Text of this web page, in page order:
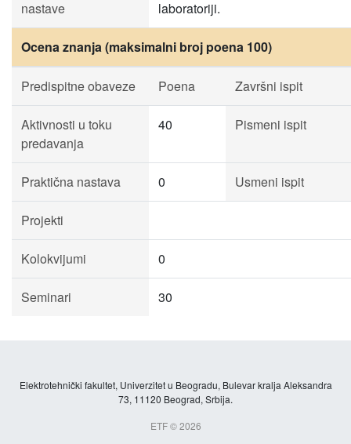
nastave laboratoriji.
Ocena znanja (maksimalni broj poena 100)
Predispitne obaveze Poena Završni ispit
Aktivnosti u toku
predavanja
40 Pismeni ispit
Praktična nastava 0 Usmeni ispit
Projekti
Kolokvijumi 0
Seminari 30
Elektrotehnički fakultet, Univerzitet u Beogradu, Bulevar kralja Aleksandra
73, 11120 Beograd, Srbija.
ETF © 2026